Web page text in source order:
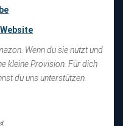
Wenn du sie nutzt und
kleine Provision. Für dich
du uns unterstützen.